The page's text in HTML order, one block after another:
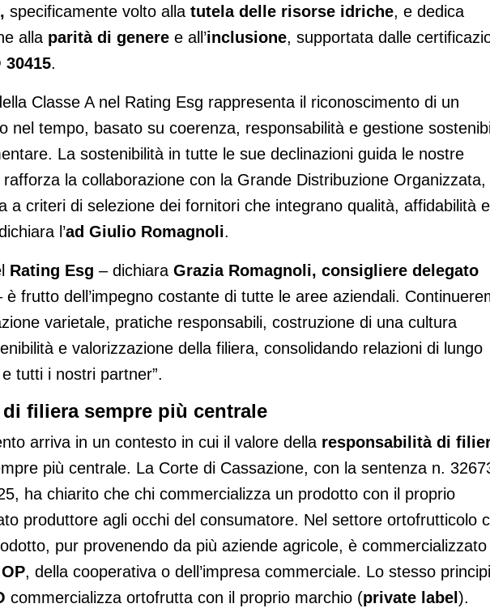
specificamente volto alla tutela delle risorse idriche, e dedica
alla parità di genere e all’inclusione, supportata dalle
30415.
Classe A nel Rating Esg rappresenta il riconoscimento di un
nel tempo, basato su coerenza, responsabilità e gestione
La sostenibilità in tutte le sue declinazioni guida le nostre
la collaborazione con la Grande Distribuzione Organizzata,
a criteri di selezione dei fornitori che integrano qualità, affidabilità e
l’ad Giulio Romagnoli.
Rating Esg – dichiara Grazia Romagnoli, consigliere delegato
frutto dell’impegno costante di tutte le aree aziendali.
varietale, pratiche responsabili, costruzione di una cultura
e valorizzazione della filiera, consolidando relazioni di lungo
e tutti i nostri partner”.
filiera sempre più centrale
arriva in un contesto in cui il valore della responsabilità di
più centrale. La Corte di Cassazione, con la sentenza n.
ha chiarito che chi commercializza un prodotto con il proprio
produttore agli occhi del consumatore. Nel settore ortofrutticolo
pur provenendo da più aziende agricole, è commercializzato
OP, della cooperativa o dell’impresa commerciale. Lo stesso
commercializza ortofrutta con il proprio marchio (private label ).